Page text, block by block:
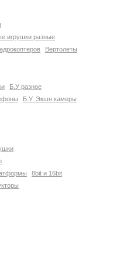
игрушки разные
Вертолеты
Б.У разное
Б.У. Экшн камеры
8bit и 16bit